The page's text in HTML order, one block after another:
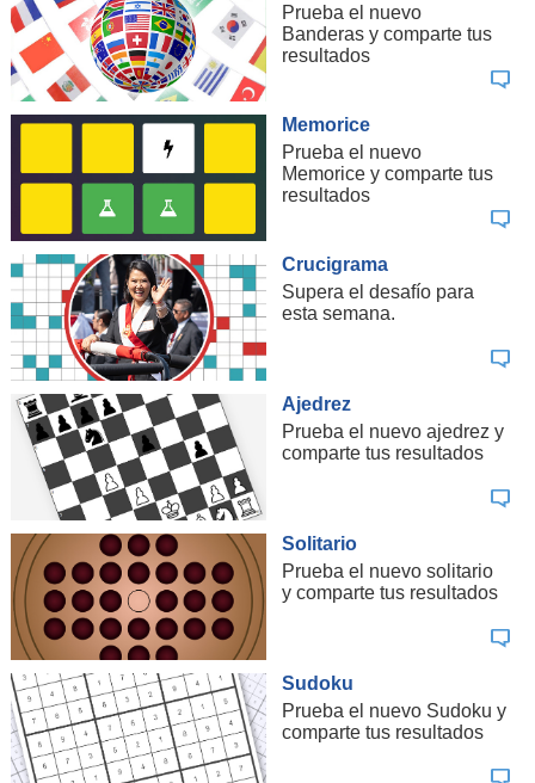
Prueba el nuevo
Banderas y comparte tus
resultados
Memorice
Prueba el nuevo
Memorice y comparte tus
resultados
Crucigrama
Supera el desafío para
esta semana.
Ajedrez
Prueba el nuevo ajedrez y
comparte tus resultados
Solitario
Prueba el nuevo solitario
y comparte tus resultados
Sudoku
Prueba el nuevo Sudoku y
comparte tus resultados